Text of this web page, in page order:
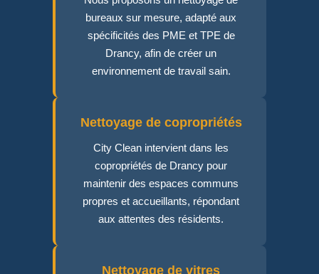
bureaux sur mesure, adapté aux
spécificités des PME et TPE de
Drancy, afin de créer un
environnement de travail sain.
Nettoyage de copropriétés
City Clean intervient dans les
copropriétés de Drancy pour
maintenir des espaces communs
propres et accueillants, répondant
aux attentes des résidents.
Nettoyage de vitres